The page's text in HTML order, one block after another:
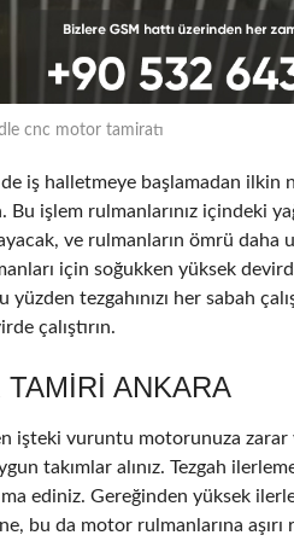
cnc motor tamiratı
iş halletmeye başlamadan ilkin
işlem rulmanlarınız içindeki
ve rulmanların ömrü daha
için soğukken yüksek
yüzden tezgahınızı her sabah
çalıştırın.
ANKARA
işteki vuruntu motorunuza zarar
takımlar alınız. Tezgah ilerleme
ediniz. Gereğinden yüksek
bu da motor rulmanlarına aşırı